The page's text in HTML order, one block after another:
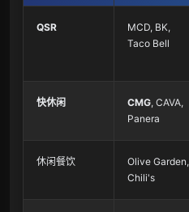
QSR
MCD, BK,
Taco Bell
快休闲 CMG, CAVA,
Panera
休闲餐饮
Olive Garden,
Chili's